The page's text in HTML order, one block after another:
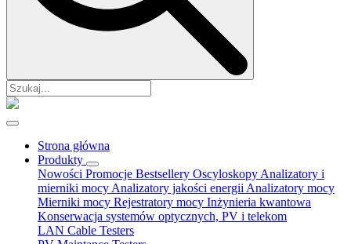
Strona główna
Produkty
Nowości Promocje Bestsellery Oscyloskopy Analizatory i
mierniki mocy Analizatory jakości energii Analizatory mocy
Mierniki mocy Rejestratory mocy Inżynieria kwantowa
Konserwacja systemów optycznych, PV i telekom
LAN Cable Testers